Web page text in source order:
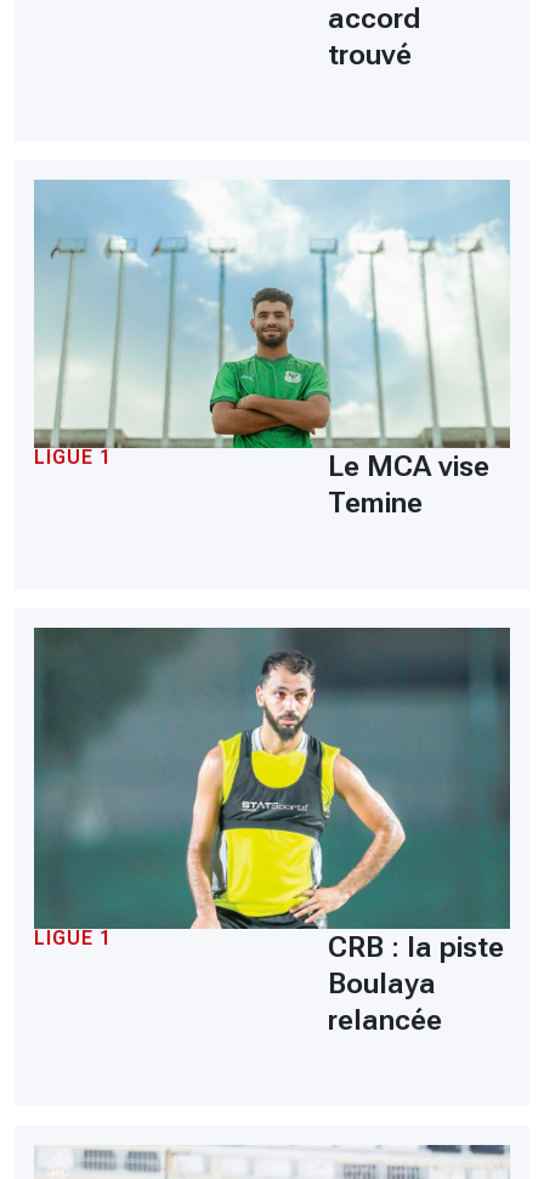
accord
trouvé
LIGUE 1
Le MCA vise
Temine
LIGUE 1
CRB : la piste
Boulaya
relancée